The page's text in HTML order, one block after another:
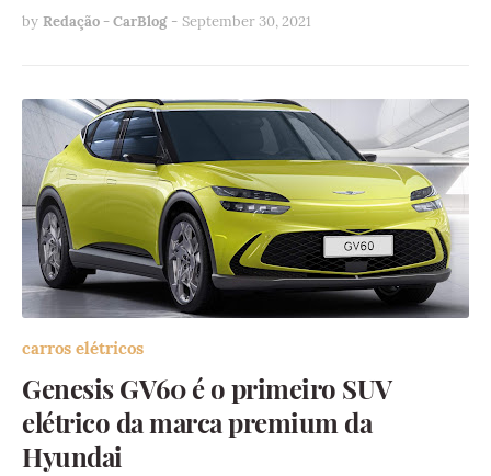
by Redação - CarBlog - September 30, 2021
carros elétricos
Genesis GV60 é o primeiro SUV
elétrico da marca premium da
Hyundai